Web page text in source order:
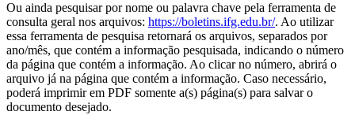
Ou ainda pesquisar por nome ou palavra chave pela ferramenta de
consulta geral nos arquivos: https://boletins.ifg.edu.br/. Ao utilizar
essa ferramenta de pesquisa retornará os arquivos, separados por
ano/mês, que contém a informação pesquisada, indicando o número
da página que contém a informação. Ao clicar no número, abrirá o
arquivo já na página que contém a informação. Caso necessário,
poderá imprimir em PDF somente a(s) página(s) para salvar o
documento desejado.